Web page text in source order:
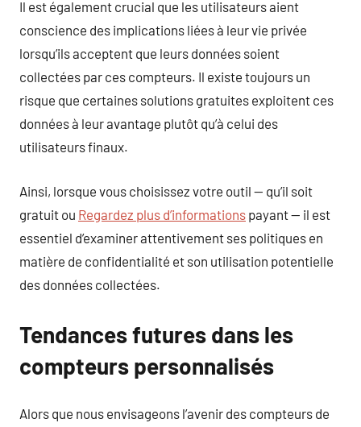
Il est également crucial que les utilisateurs aient
conscience des implications liées à leur vie privée
lorsqu’ils acceptent que leurs données soient
collectées par ces compteurs. Il existe toujours un
risque que certaines solutions gratuites exploitent ces
données à leur avantage plutôt qu’à celui des
utilisateurs finaux.
Ainsi, lorsque vous choisissez votre outil — qu’il soit
gratuit ou Regardez plus d’informations payant — il est
essentiel d’examiner attentivement ses politiques en
matière de confidentialité et son utilisation potentielle
des données collectées.
Tendances futures dans les
compteurs personnalisés
Alors que nous envisageons l’avenir des compteurs de